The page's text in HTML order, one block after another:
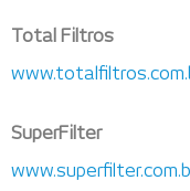
Total Filtros
SuperFilter